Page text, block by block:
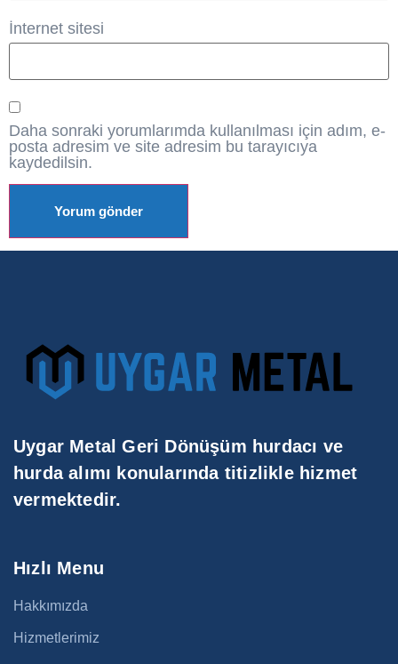
İnternet sitesi
Daha sonraki yorumlarımda kullanılması için adım, e-
posta adresim ve site adresim bu tarayıcıya
kaydedilsin.
Uygar Metal Geri Dönüşüm hurdacı ve
hurda alımı konularında titizlikle hizmet
vermektedir.
Hızlı Menu
Hakkımızda
Hizmetlerimiz